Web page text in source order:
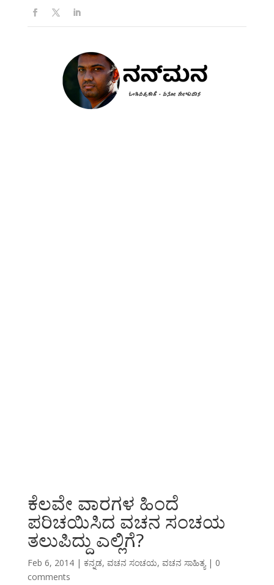
ಕೆಲವೇ ವಾರಗಳ ಹಿಂದೆ
ಪರಿಚಯಿಸಿದ ವಚನ ಸಂಚಯ
ತಲುಪಿದ್ದು ಎಲ್ಲಿಗೆ?
Feb 6, 2014| ಕನ್ನಡ, ವಚನ ಸಂಚಯ, ವಚನ ಸಾಹಿತ್ಯ| 0
comments